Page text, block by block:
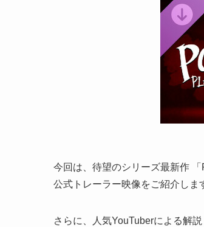
今回は、待望のシリーズ最新作
公式トレーラー映像をご紹介しま
さらに、人気YouTuberによる解